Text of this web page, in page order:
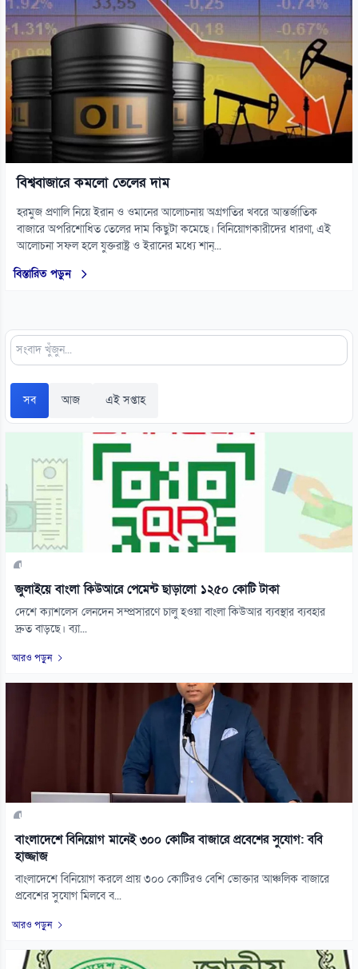
বিশ্ববাজারে কমলো তেলের দাম
হরমুজ প্রণালি নিয়ে ইরান ও ওমানের আলোচনায় অগ্রগতির খবরে আন্তর্জাতিক
বাজারে অপরিশোধিত তেলের দাম কিছুটা কমেছে। বিনিয়োগকারীদের ধারণা, এই
আলোচনা সফল হলে যুক্তরাষ্ট্র ও ইরানের মধ্যে শান্...
বিস্তারিত পড়ুন
সব আজ এই সপ্তাহ
জুলাইয়ে বাংলা কিউআরে পেমেন্ট ছাড়ালো ১২৫০ কোটি টাকা
দেশে ক্যাশলেস লেনদেন সম্প্রসারণে চালু হওয়া বাংলা কিউআর ব্যবস্থার ব্যবহার
দ্রুত বাড়ছে। ব্যা...
আরও পড়ুন
বাংলাদেশে বিনিয়োগ মানেই ৩০০ কোটির বাজারে প্রবেশের সুযোগ: ববি
হাজ্জাজ
বাংলাদেশে বিনিয়োগ করলে প্রায় ৩০০ কোটিরও বেশি ভোক্তার আঞ্চলিক বাজারে
প্রবেশের সুযোগ মিলবে ব...
আরও পড়ুন